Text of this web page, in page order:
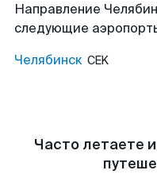
Направление
следующие
Челябинск CEK
Часто летаете